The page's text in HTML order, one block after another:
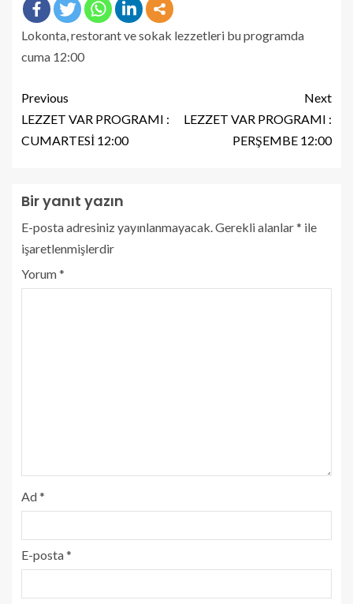
Lokonta, restorant ve sokak lezzetleri bu programda
cuma 12:00
Previous
LEZZET VAR PROGRAMI :
CUMARTESİ 12:00
Next
LEZZET VAR PROGRAMI :
PERŞEMBE 12:00
Bir yanıt yazın
E-posta adresiniz yayınlanmayacak.Gerekli alanlar* ile
işaretlenmişlerdir
Yorum*
Ad*
E-posta*